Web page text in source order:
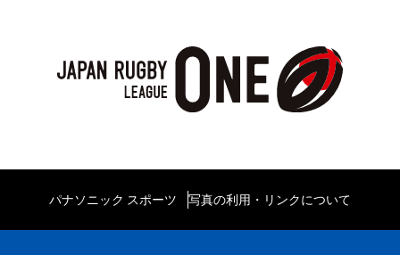
パナソニック スポーツ 写真の利用・リンクについて